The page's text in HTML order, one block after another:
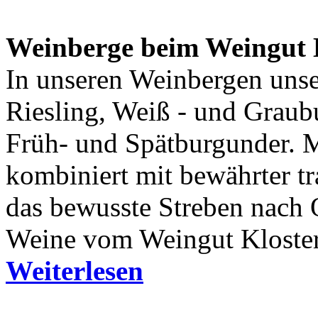
Weinberge beim
In unseren Weinbergen
Riesling, Weiß - und
Früh- und Spätburgunder.
kombiniert mit bewährter
das bewusste Streben
Weine vom Weingut
Weiterlesen